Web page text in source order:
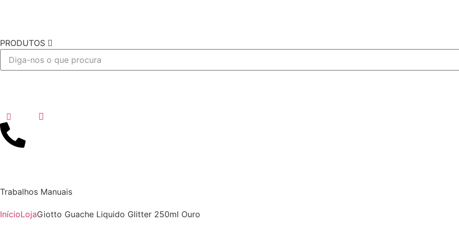
PRODUTOS
Trabalhos Manuais
InícioLojaGiotto Guache Liquido Glitter 250ml Ouro